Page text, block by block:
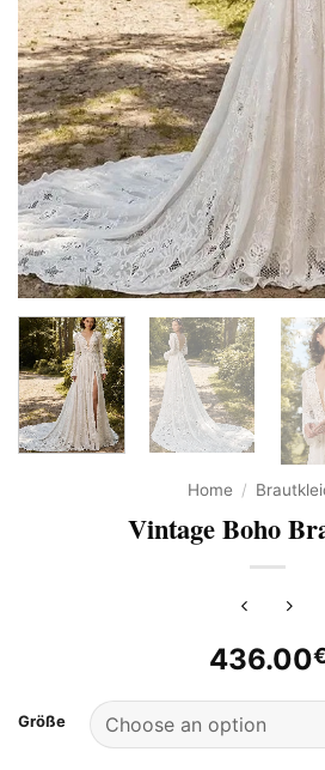
Home /
Vintage Boho
436.00
Größe